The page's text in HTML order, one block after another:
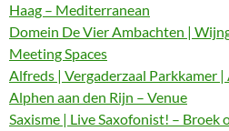
Haag – Mediterranean
Domein De Vier Ambachten |
Meeting Spaces
Alfreds | Vergaderzaal Parkkamer |
Alphen aan den Rijn – Venue
Saxisme | Live Saxofonist! – Broek